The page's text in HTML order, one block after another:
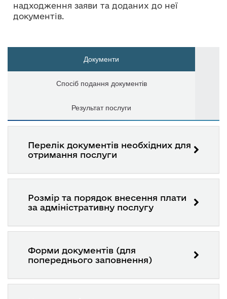
надходження заяви та доданих до неї
документів.
Документи
Спосіб подання документів
Результат послуги
Перелік документів необхідних для
отримання послуги
Розмір та порядок внесення плати
за адміністративну послугу
Форми документів (для
попереднього заповнення)